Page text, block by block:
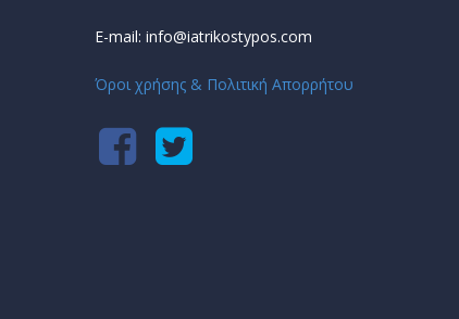
E-mail: info@iatrikostypos.com
Όροι χρήσης & Πολιτική Απορρήτου